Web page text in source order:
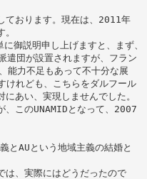
ております。現在は、2011年
御説明申し上げますと、まず、
遣団が設置されますが、フラン
能力不足もあって不十分な展
けれども、こちらをダルフール
あい、実現しませんでした。
、このUNAMIDとなって、2007
とAUという地域主義の結婚と
は、実際にはどうだったので